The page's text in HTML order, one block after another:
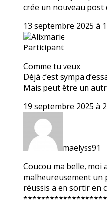
crée un nouveau post
13 septembre 2025 à
Alixmarie
Participant
Comme tu veux
Déjà c’est sympa
Mais peut être un
19 septembre 2025 à
maelyss91
Coucou ma belle, moi
malheureusement un
réussis a en sortir en